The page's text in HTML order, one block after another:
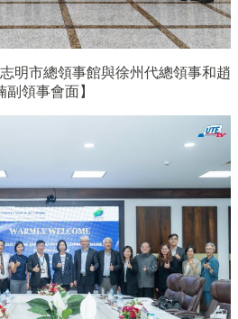
明市總領事館與徐州代總領事和趙
副領事會面】